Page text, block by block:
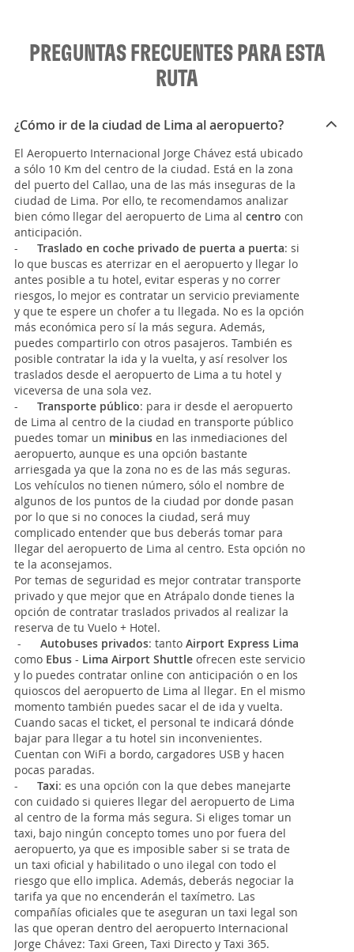
PREGUNTAS FRECUENTES PARA ESTA
RUTA
¿Cómo ir de la ciudad de Lima al aeropuerto?
El Aeropuerto Internacional Jorge Chávez está ubicado
a sólo 10 Km del centro de la ciudad. Está en la zona
del puerto del Callao, una de las más inseguras de la
ciudad de Lima. Por ello, te recomendamos analizar
bien cómo llegar del aeropuerto de Lima al centro con
anticipación.
- Traslado en coche privado de puerta a puerta: si
lo que buscas es aterrizar en el aeropuerto y llegar lo
antes posible a tu hotel, evitar esperas y no correr
riesgos, lo mejor es contratar un servicio previamente
y que te espere un chofer a tu llegada. No es la opción
más económica pero sí la más segura. Además,
puedes compartirlo con otros pasajeros. También es
posible contratar la ida y la vuelta, y así resolver los
traslados desde el aeropuerto de Lima a tu hotel y
viceversa de una sola vez.
- Transporte público: para ir desde el aeropuerto
de Lima al centro de la ciudad en transporte público
puedes tomar un minibus en las inmediaciones del
aeropuerto, aunque es una opción bastante
arriesgada ya que la zona no es de las más seguras.
Los vehículos no tienen número, sólo el nombre de
algunos de los puntos de la ciudad por donde pasan
por lo que si no conoces la ciudad, será muy
complicado entender que bus deberás tomar para
llegar del aeropuerto de Lima al centro. Esta opción no
te la aconsejamos.
Por temas de seguridad es mejor contratar transporte
privado y que mejor que en Atrápalo donde tienes la
opción de contratar traslados privados al realizar la
reserva de tu Vuelo + Hotel.
- Autobuses privados: tanto Airport Express Lima
como Ebus - Lima Airport Shuttle ofrecen este servicio
y lo puedes contratar online con anticipación o en los
quioscos del aeropuerto de Lima al llegar. En el mismo
momento también puedes sacar el de ida y vuelta.
Cuando sacas el ticket, el personal te indicará dónde
bajar para llegar a tu hotel sin inconvenientes.
Cuentan con WiFi a bordo, cargadores USB y hacen
pocas paradas.
- Taxi: es una opción con la que debes manejarte
con cuidado si quieres llegar del aeropuerto de Lima
al centro de la forma más segura. Si eliges tomar un
taxi, bajo ningún concepto tomes uno por fuera del
aeropuerto, ya que es imposible saber si se trata de
un taxi oficial y habilitado o uno ilegal con todo el
riesgo que ello implica. Además, deberás negociar la
tarifa ya que no encenderán el taxímetro. Las
compañías oficiales que te aseguran un taxi legal son
las que operan dentro del aeropuerto Internacional
Jorge Chávez: Taxi Green, Taxi Directo y Taxi 365.